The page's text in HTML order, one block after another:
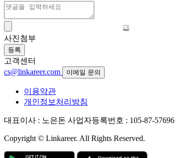
사진첨부
등록
고객센터
cs@linkareer.com
이메일 문의
이용약관
개인정보처리방침
대표이사 : 노은돈 사업자등록번호 : 105-87-57696
Copyright © Linkareer. All Rights Reserved.